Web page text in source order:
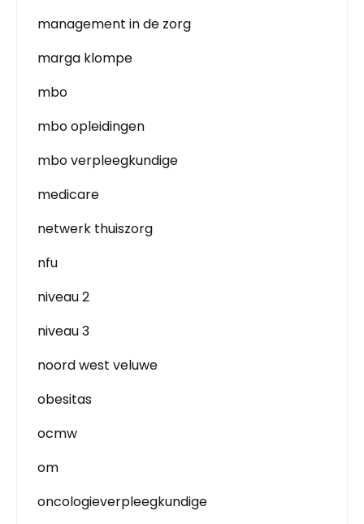
management in de zorg
marga klompe
mbo
mbo opleidingen
mbo verpleegkundige
medicare
netwerk thuiszorg
nfu
niveau 2
niveau 3
noord west veluwe
obesitas
ocmw
om
oncologieverpleegkundige